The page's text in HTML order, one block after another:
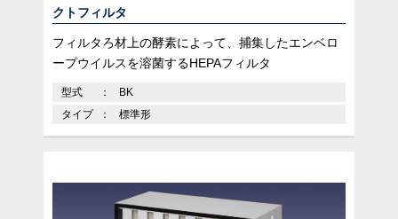
クトフィルタ
フィルタろ材上の酵素によって、捕集したエンベロ
ープウイルスを溶菌するHEPAフィルタ
型式
BK
タイプ
標準形